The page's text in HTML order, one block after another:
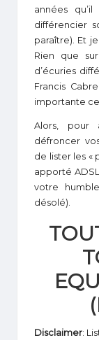
années
différencier
paraître). Et
Rien que
d’écuries
Francis
importante
Alors, pour
défroncer
de lister les «
apporté
votre
désolé).
Disclaimer: